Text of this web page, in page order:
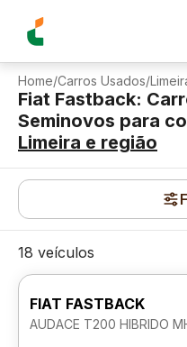
Home/Carros Usados/
Fiat Fastback:
Seminovos para
Limeira e região
18 veículos
FIAT FASTBACK
AUDACE T200 HIBRIDO